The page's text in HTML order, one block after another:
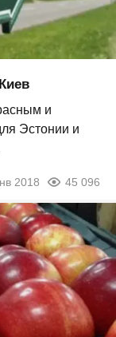
и
Эстонии и
2018 45 096